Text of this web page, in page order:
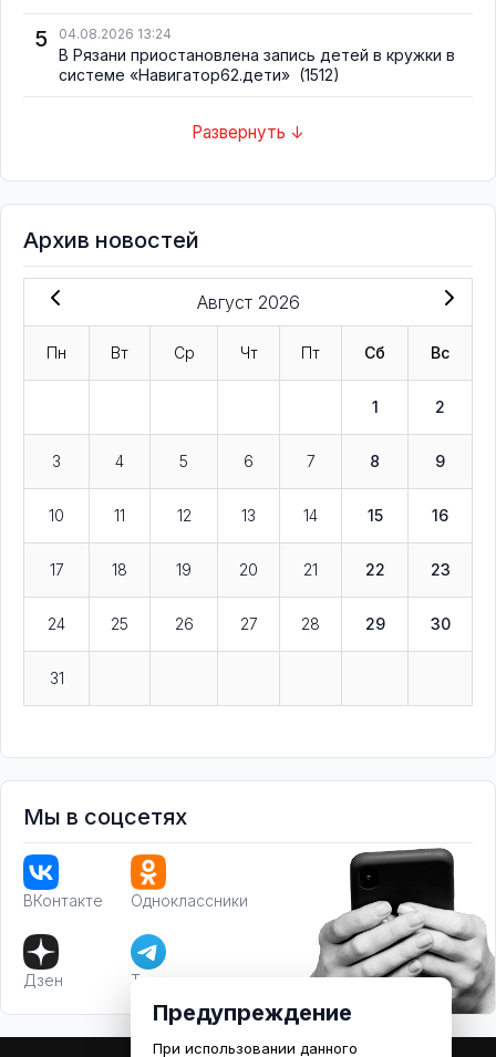
5 04.08.2026 13:24
В Рязани приостановлена запись детей в кружки в
системе «Навигатор62.дети» (1512)
Развернуть ↓
Архив новостей
Август 2026
Пн Вт Ср Чт Пт Сб Вс
1 2
3 4 5 6 7 8 9
10 11 12 13 14 15 16
17 18 19 20 21 22 23
24 25 26 27 28 29 30
31
Мы в соцсетях
ВКонтакте Одноклассники
Дзен Телеграм
Предупреждение
При использовании данного